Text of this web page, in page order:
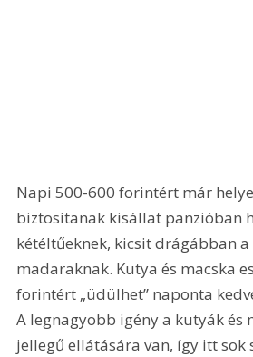
Napi 500-600 forintért már
biztosítanak kisállat panzióban
kétéltűeknek, kicsit drágábban
madaraknak. Kutya és macska
forintért „üdülhet” naponta
A legnagyobb igény a kutyák és
jellegű ellátására van, így itt sok